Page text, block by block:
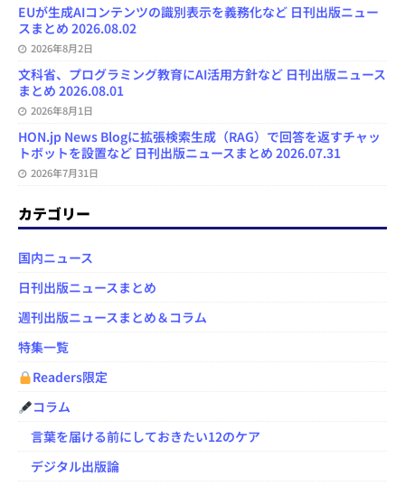
EUが生成AIコンテンツの識別表示を義務化など 日刊出版ニュー
スまとめ 2026.08.02
2026年8月2日
文科省、プログラミング教育にAI活用方針など 日刊出版ニュース
まとめ 2026.08.01
2026年8月1日
HON.jp News Blogに拡張検索生成（RAG）で回答を返すチャッ
トボットを設置など 日刊出版ニュースまとめ 2026.07.31
2026年7月31日
カテゴリー
国内ニュース
日刊出版ニュースまとめ
週刊出版ニュースまとめ＆コラム
特集一覧
Readers限定
コラム
言葉を届ける前にしておきたい12のケア
デジタル出版論